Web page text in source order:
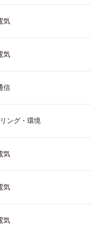
気
気
信
ング・環境
気
気
気